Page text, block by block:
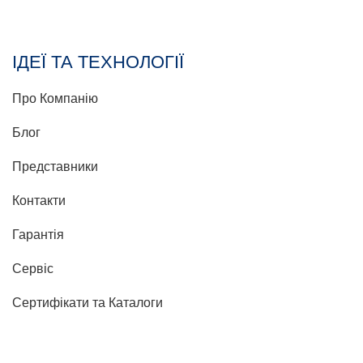
ІДЕЇ ТА ТЕХНОЛОГІЇ
Про Компанію
Блог
Представники
Контакти
Гарантія
Сервіс
Сертифікати та Каталоги